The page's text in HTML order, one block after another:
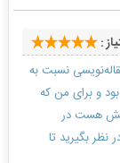
:
نسبت به
و برای من که
هست در
بگیرید تا